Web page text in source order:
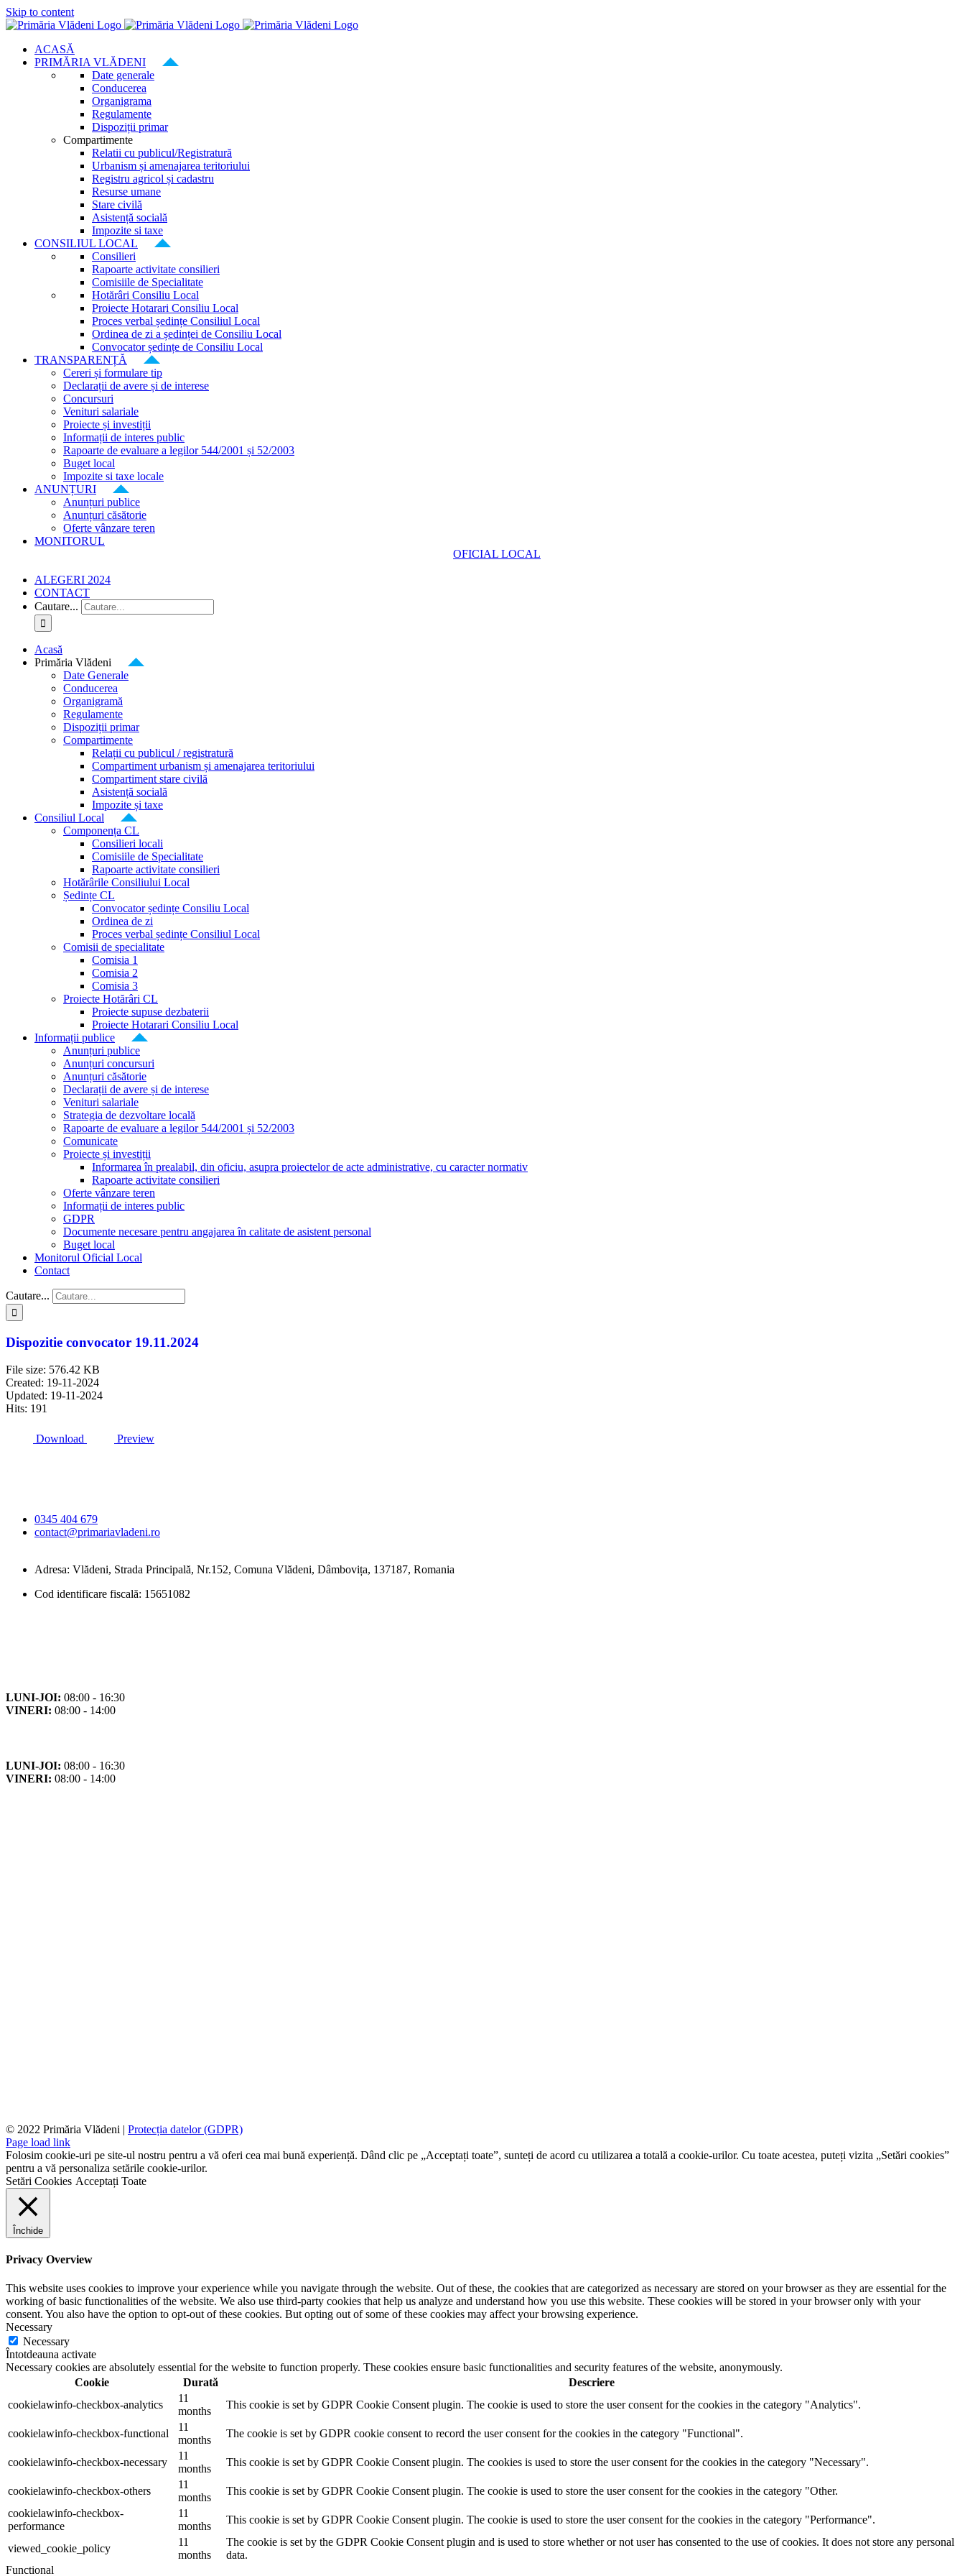
Skip to content
ACASĂ
PRIMĂRIA VLĂDENI
Date generale
Conducerea
Organigrama
Regulamente
Dispoziții primar
Compartimente
Relatii cu publicul/Registratură
Urbanism și amenajarea teritoriului
Registru agricol și cadastru
Resurse umane
Stare civilă
Asistență socială
Impozite si taxe
CONSILIUL LOCAL
Consilieri
Rapoarte activitate consilieri
Comisiile de Specialitate
Hotărâri Consiliu Local
Proiecte Hotarari Consiliu Local
Proces verbal ședințe Consiliul Local
Ordinea de zi a ședinței de Consiliu Local
Convocator ședințe de Consiliu Local
TRANSPARENȚĂ
Cereri și formulare tip
Declarații de avere și de interese
Concursuri
Venituri salariale
Proiecte și investiții
Informații de interes public
Rapoarte de evaluare a legilor 544/2001 și 52/2003
Buget local
Impozite si taxe locale
ANUNȚURI
Anunțuri publice
Anunțuri căsătorie
Oferte vânzare teren
MONITORUL
OFICIAL LOCAL
ALEGERI 2024
CONTACT
Cautare...
Acasă
Primăria Vlădeni
Date Generale
Conducerea
Organigramă
Regulamente
Dispoziții primar
Compartimente
Relații cu publicul / registratură
Compartiment urbanism și amenajarea teritoriului
Compartiment stare civilă
Asistență socială
Impozite și taxe
Consiliul Local
Componența CL
Consilieri locali
Comisiile de Specialitate
Rapoarte activitate consilieri
Hotărârile Consiliului Local
Ședințe CL
Convocator ședințe Consiliu Local
Ordinea de zi
Proces verbal ședințe Consiliul Local
Comisii de specialitate
Comisia 1
Comisia 2
Comisia 3
Proiecte Hotărâri CL
Proiecte supuse dezbaterii
Proiecte Hotarari Consiliu Local
Informații publice
Anunțuri publice
Anunțuri concursuri
Anunțuri căsătorie
Declarații de avere și de interese
Venituri salariale
Strategia de dezvoltare locală
Rapoarte de evaluare a legilor 544/2001 și 52/2003
Comunicate
Proiecte și investiții
Informarea în prealabil, din oficiu, asupra proiectelor de acte administrative, cu caracter normativ
Rapoarte activitate consilieri
Oferte vânzare teren
Informații de interes public
GDPR
Documente necesare pentru angajarea în calitate de asistent personal
Buget local
Monitorul Oficial Local
Contact
Cautare...
Dispozitie convocator 19.11.2024
File size: 576.42 KB
Created: 19-11-2024
Updated: 19-11-2024
Hits: 191
Download Preview
0345 404 679
contact@primariavladeni.ro
Adresa: Vlădeni, Strada Principală, Nr.152, Comuna Vlădeni, Dâmbovița, 137187, Romania
Cod identificare fiscală: 15651082
LUNI-JOI: 08:00 - 16:30
VINERI: 08:00 - 14:00
LUNI-JOI: 08:00 - 16:30
VINERI: 08:00 - 14:00
© 2022 Primăria Vlădeni | Protecția datelor (GDPR)
Page load link
Folosim cookie-uri pe site-ul nostru pentru a vă oferi cea mai bună experiență. Dând clic pe „Acceptați toate”, sunteți de acord cu utilizarea a totală a cookie-urilor. Cu toate acestea, puteți vizita „Setări cookies”
pentru a vă personaliza setările cookie-urilor.
Setări Cookies Acceptați Toate
Închide
Privacy Overview
This website uses cookies to improve your experience while you navigate through the website. Out of these, the cookies that are categorized as necessary are stored on your browser as they are essential for the
working of basic functionalities of the website. We also use third-party cookies that help us analyze and understand how you use this website. These cookies will be stored in your browser only with your
consent. You also have the option to opt-out of these cookies. But opting out of some of these cookies may affect your browsing experience.
Necessary
Necessary
Întotdeauna activate
Necessary cookies are absolutely essential for the website to function properly. These cookies ensure basic functionalities and security features of the website, anonymously.
Cookie
Durată
Descriere
cookielawinfo-checkbox-analytics
11
months
This cookie is set by GDPR Cookie Consent plugin. The cookie is used to store the user consent for the cookies in the category "Analytics".
cookielawinfo-checkbox-functional
11
months
The cookie is set by GDPR cookie consent to record the user consent for the cookies in the category "Functional".
cookielawinfo-checkbox-necessary
11
months
This cookie is set by GDPR Cookie Consent plugin. The cookies is used to store the user consent for the cookies in the category "Necessary".
cookielawinfo-checkbox-others
11
months
This cookie is set by GDPR Cookie Consent plugin. The cookie is used to store the user consent for the cookies in the category "Other.
cookielawinfo-checkbox-
performance
11
months
This cookie is set by GDPR Cookie Consent plugin. The cookie is used to store the user consent for the cookies in the category "Performance".
viewed_cookie_policy
11
months
The cookie is set by the GDPR Cookie Consent plugin and is used to store whether or not user has consented to the use of cookies. It does not store any personal
data.
Functional